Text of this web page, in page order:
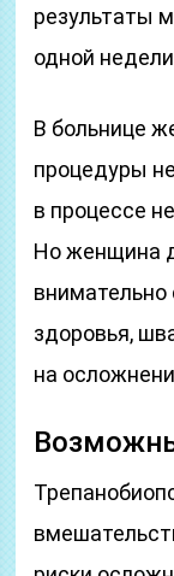
результаты
одной
В больнице
процедуры
в процессе
Но женщина
внимательно
здоровья,
на